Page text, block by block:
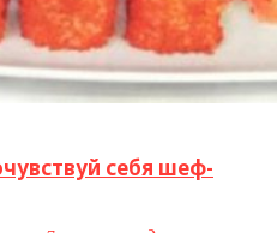
себя шеф-